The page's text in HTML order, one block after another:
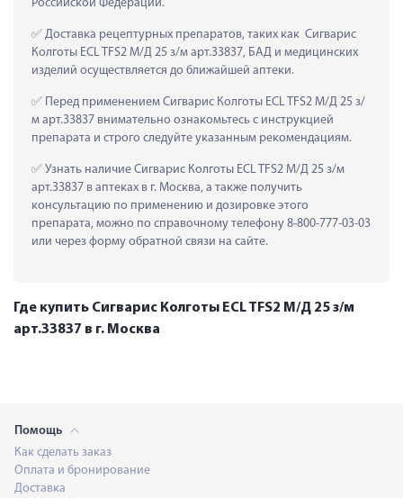
Российской Федерации.
Доставка рецептурных препаратов, таких как  Сигварис
Колготы ECL TFS2 М/Д 25 з/м арт.33837, БАД и медицинских
изделий осуществляется до ближайшей аптеки.
Перед применением Сигварис Колготы ECL TFS2 М/Д 25 з/
м арт.33837 внимательно ознакомьтесь с инструкцией
препарата и строго следуйте указанным рекомендациям.
Узнать наличие Сигварис Колготы ECL TFS2 М/Д 25 з/м
арт.33837 в аптеках в г. Москва, а также получить
консультацию по применению и дозировке этого
препарата, можно по справочному телефону 8-800-777-03-03
или через форму обратной связи на сайте.
Где купить Сигварис Колготы ECL TFS2 М/Д 25 з/м
арт.33837 в г. Москва
Помощь
Как сделать заказ
Оплата и бронирование
Доставка